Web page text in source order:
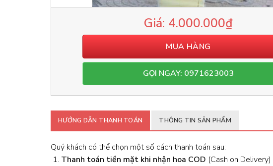
4.000.000₫
MUA HÀNG
GỌI NGAY: 0971623003
HƯỚNG DẪN THANH TOÁN THÔNG TIN SẢN PHẨM
Quý khách có thể chọn một số cách thanh toán sau:
Thanh toán tiền mặt khi nhận hoa COD (Cash on